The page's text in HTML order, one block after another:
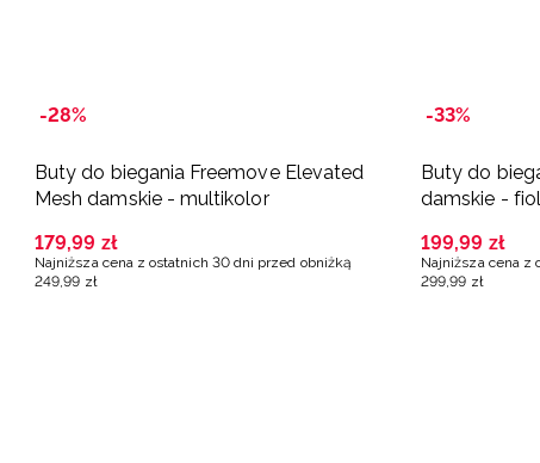
-28%
Buty do biegania Freemove Elevated
Mesh damskie - multikolor
179,99 zł
Najniższa cena z ostatnich 30 dni przed obniżką
249 ,99 zł
-33%
Buty do
damskie -
199,99 zł
Najniższa cena z
299 ,99 zł